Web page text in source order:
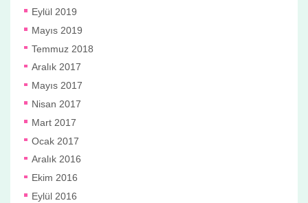
Eylül 2019
Mayıs 2019
Temmuz 2018
Aralık 2017
Mayıs 2017
Nisan 2017
Mart 2017
Ocak 2017
Aralık 2016
Ekim 2016
Eylül 2016